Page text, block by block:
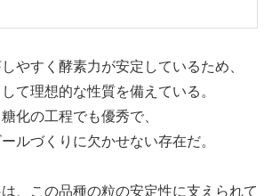
やすく酵素力が安定しているため、
て理想的な性質を備えている。
化の工程でも優秀で、
ルづくりに欠かせない存在だ。
、この品種の粒の安定性に支えられて